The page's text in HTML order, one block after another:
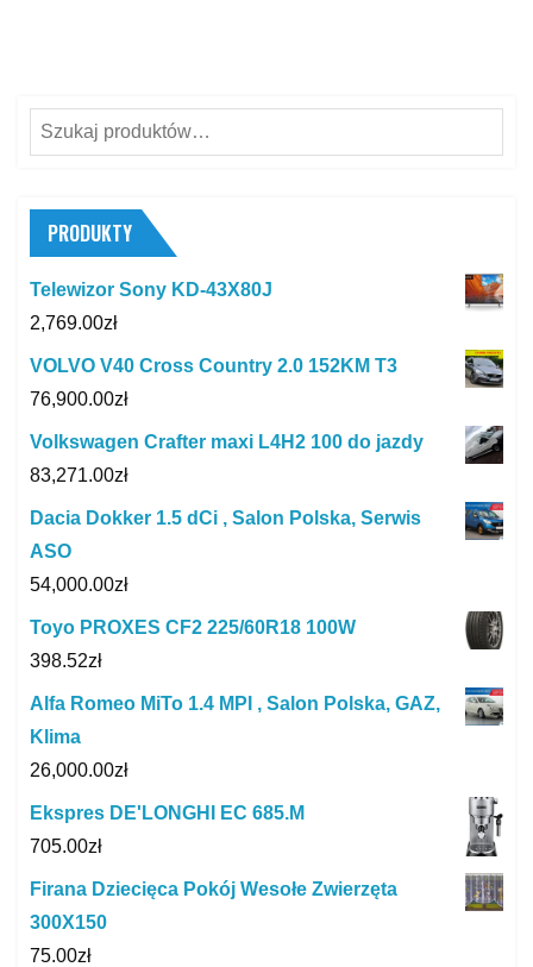
Szukaj:
PRODUKTY
Telewizor Sony KD-43X80J
2,769.00zł
VOLVO V40 Cross Country 2.0 152KM T3
76,900.00zł
Volkswagen Crafter maxi L4H2 100 do jazdy
83,271.00zł
Dacia Dokker 1.5 dCi , Salon Polska, Serwis
ASO
54,000.00zł
Toyo PROXES CF2 225/60R18 100W
398.52zł
Alfa Romeo MiTo 1.4 MPI , Salon Polska, GAZ,
Klima
26,000.00zł
Ekspres DE'LONGHI EC 685.M
705.00zł
Firana Dziecięca Pokój Wesołe Zwierzęta
300X150
75.00zł